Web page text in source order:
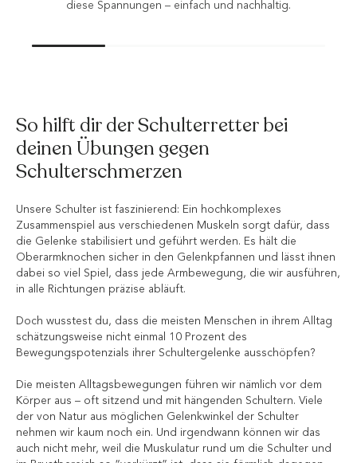
diese Spannungen – einfach und nachhaltig.
So hilft dir der Schulterretter bei
deinen Übungen gegen
Schulterschmerzen
Unsere Schulter ist faszinierend: Ein hochkomplexes
Zusammenspiel aus verschiedenen Muskeln sorgt dafür, dass
die Gelenke stabilisiert und geführt werden. Es hält die
Oberarmknochen sicher in den Gelenkpfannen und lässt ihnen
dabei so viel Spiel, dass jede Armbewegung, die wir ausführen,
in alle Richtungen präzise abläuft.
Doch wusstest du, dass die meisten Menschen in ihrem Alltag
schätzungsweise nicht einmal 10 Prozent des
Bewegungspotenzials ihrer Schultergelenke ausschöpfen?
Die meisten Alltagsbewegungen führen wir nämlich vor dem
Körper aus – oft sitzend und mit hängenden Schultern. Viele
der von Natur aus möglichen Gelenkwinkel der Schulter
nehmen wir kaum noch ein. Und irgendwann können wir das
auch nicht mehr, weil die Muskulatur rund um die Schulter und